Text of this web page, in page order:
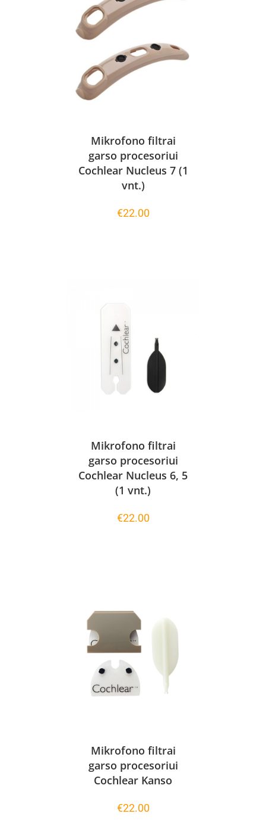
Mikrofono filtrai
garso procesoriui
Cochlear Nucleus 7 (1
vnt.)
€22.00
Mikrofono filtrai
garso procesoriui
Cochlear Nucleus 6, 5
(1 vnt.)
€22.00
Mikrofono filtrai
garso procesoriui
Cochlear Kanso
€22.00